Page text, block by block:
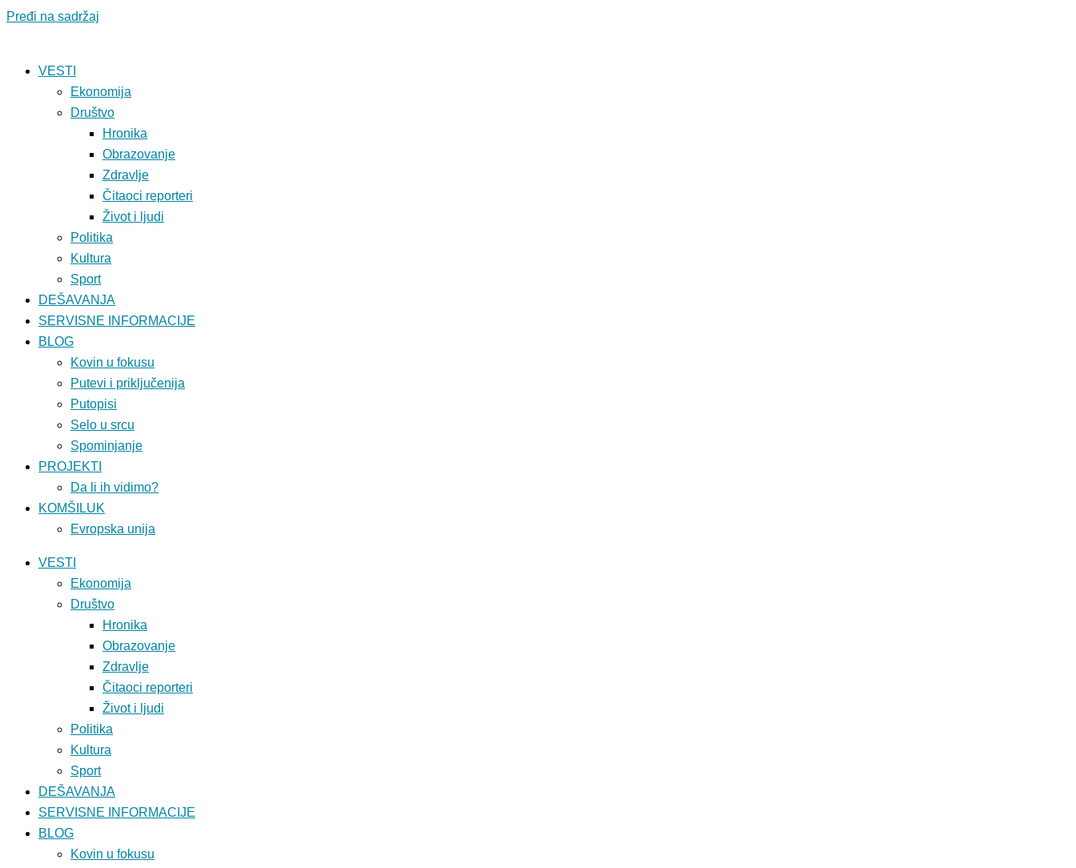
Pređi na sadržaj
VESTI
Ekonomija
Društvo
Hronika
Obrazovanje
Zdravlje
Čitaoci reporteri
Život i ljudi
Politika
Kultura
Sport
DEŠAVANJA
SERVISNE INFORMACIJE
BLOG
Kovin u fokusu
Putevi i priključenija
Putopisi
Selo u srcu
Spominjanje
PROJEKTI
Da li ih vidimo?
KOMŠILUK
Evropska unija
VESTI
Ekonomija
Društvo
Hronika
Obrazovanje
Zdravlje
Čitaoci reporteri
Život i ljudi
Politika
Kultura
Sport
DEŠAVANJA
SERVISNE INFORMACIJE
BLOG
Kovin u fokusu